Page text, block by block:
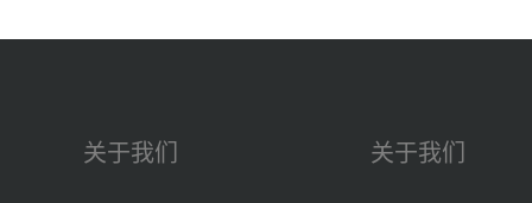
关于我们 关于我们